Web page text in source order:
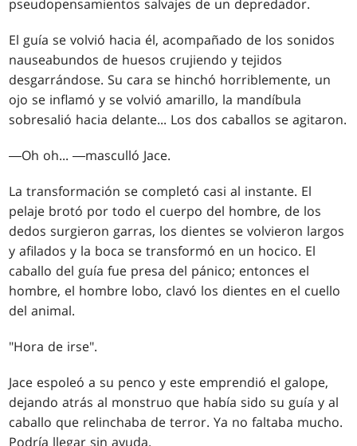
pseudopensamientos salvajes de un depredador.
El guía se volvió hacia él, acompañado de los sonidos
nauseabundos de huesos crujiendo y tejidos
desgarrándose. Su cara se hinchó horriblemente, un
ojo se inflamó y se volvió amarillo, la mandíbula
sobresalió hacia delante... Los dos caballos se agitaron.
―Oh oh... ―masculló Jace.
La transformación se completó casi al instante. El
pelaje brotó por todo el cuerpo del hombre, de los
dedos surgieron garras, los dientes se volvieron largos
y afilados y la boca se transformó en un hocico. El
caballo del guía fue presa del pánico; entonces el
hombre, el hombre lobo, clavó los dientes en el cuello
del animal.
"Hora de irse".
Jace espoleó a su penco y este emprendió el galope,
dejando atrás al monstruo que había sido su guía y al
caballo que relinchaba de terror. Ya no faltaba mucho.
Podría llegar sin ayuda.